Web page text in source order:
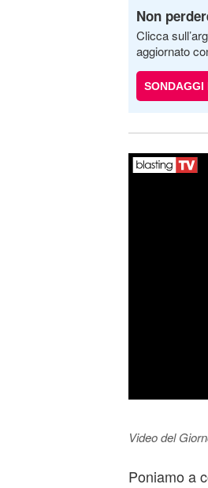
Non
Clicca
aggiornato
SONDAGGI
Video del
Poniamo a